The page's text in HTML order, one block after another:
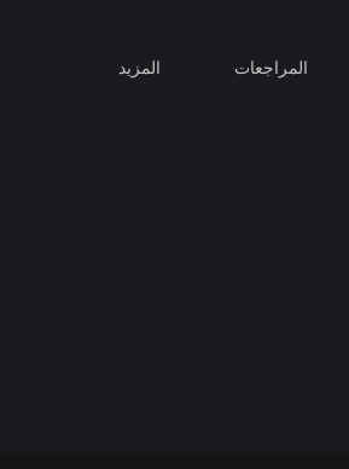
المراجعات المزيد